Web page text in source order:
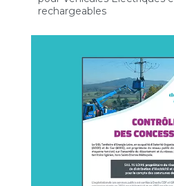
rechargeables